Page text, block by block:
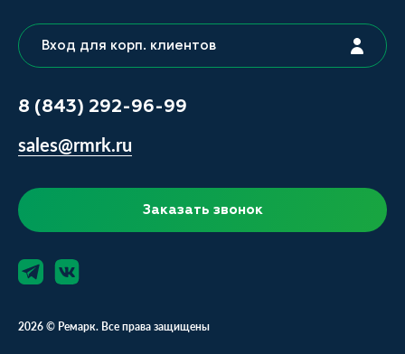
Вход для корп. клиентов
8 (843) 292-96-99
sales@rmrk.ru
Заказать звонок
2026 © Ремарк. Все права защищены